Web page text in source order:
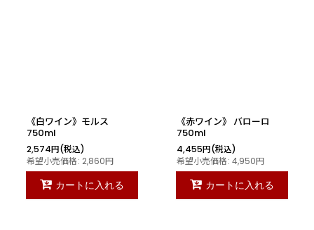
《白ワイン》モルス
750ml
2,574円(税込)
希望小売価格: 2,860円
カートに入れる
《赤ワイン》 バローロ
750ml
4,455円(税込)
希望小売価格: 4,950円
カートに入れる